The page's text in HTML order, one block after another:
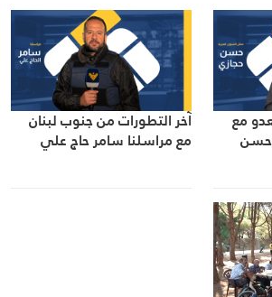
مع
حسن
آخر التطورات من جنوب لبنان
مع مراسلنا سامر حاج علي